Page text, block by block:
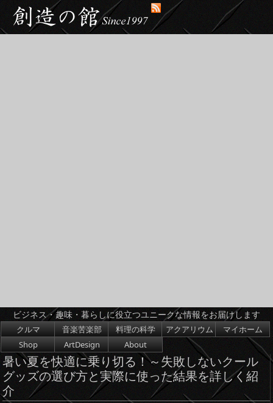
ビジネス・趣味・暮らしに役立つユニークな情報をお届けします
コンテンツへスキップ
クルマ 音楽苦楽部 料理の科学 アクアリウム
マイホーム
Shop
ArtDesign About
暑い夏を快適に乗り切る！～失敗しないクール
グッズの選び方と実際に使った結果を詳しく紹
介